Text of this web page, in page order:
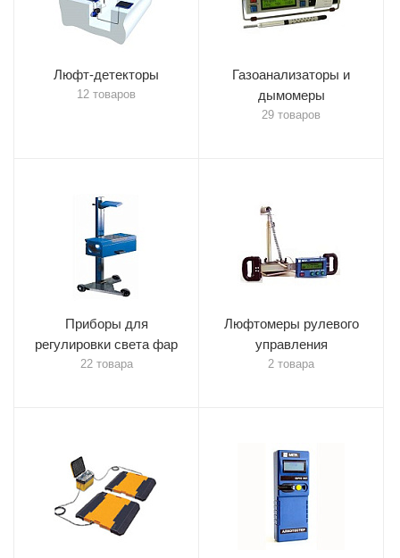
Люфт-детекторы
12 товаров
Газоанализаторы и
дымомеры
29 товаров
Приборы для
регулировки света фар
22 товара
Люфтомеры рулевого
управления
2 товара